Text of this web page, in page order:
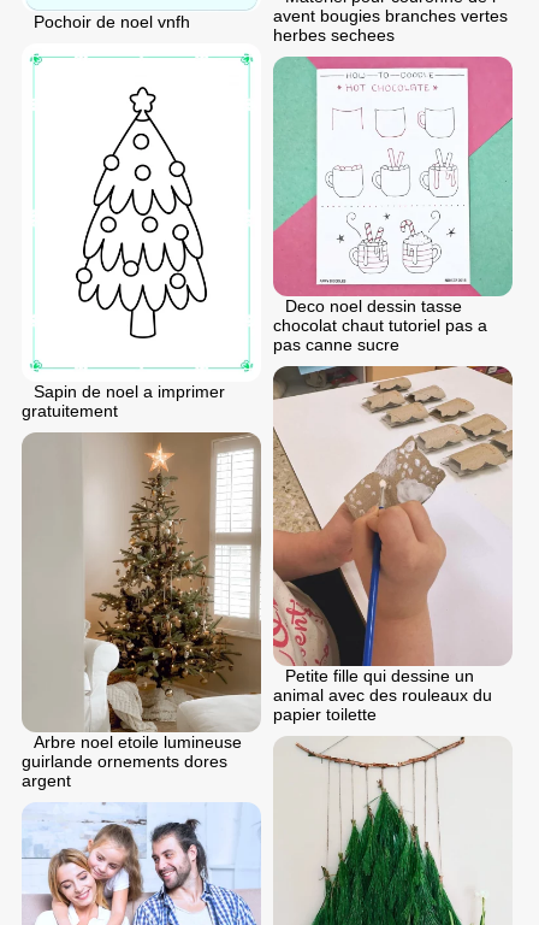
Pochoir de noel vnfh
avent bougies branches vertes
herbes sechees
Sapin de noel a imprimer
gratuitement
Deco noel dessin tasse
chocolat chaut tutoriel pas a
pas canne sucre
Petite fille qui dessine un
animal avec des rouleaux du
papier toilette
Arbre noel etoile lumineuse
guirlande ornements dores
argent